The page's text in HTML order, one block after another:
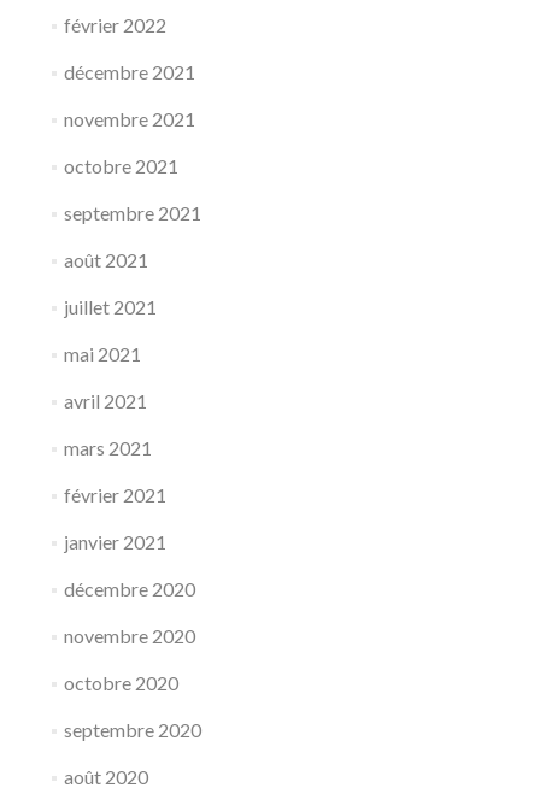
février 2022
décembre 2021
novembre 2021
octobre 2021
septembre 2021
août 2021
juillet 2021
mai 2021
avril 2021
mars 2021
février 2021
janvier 2021
décembre 2020
novembre 2020
octobre 2020
septembre 2020
août 2020